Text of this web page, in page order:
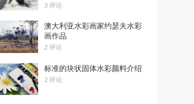
3 评论
澳大利亚水彩画家约瑟夫水彩
画作品
2 评论
标准的块状固体水彩颜料介绍
2 评论